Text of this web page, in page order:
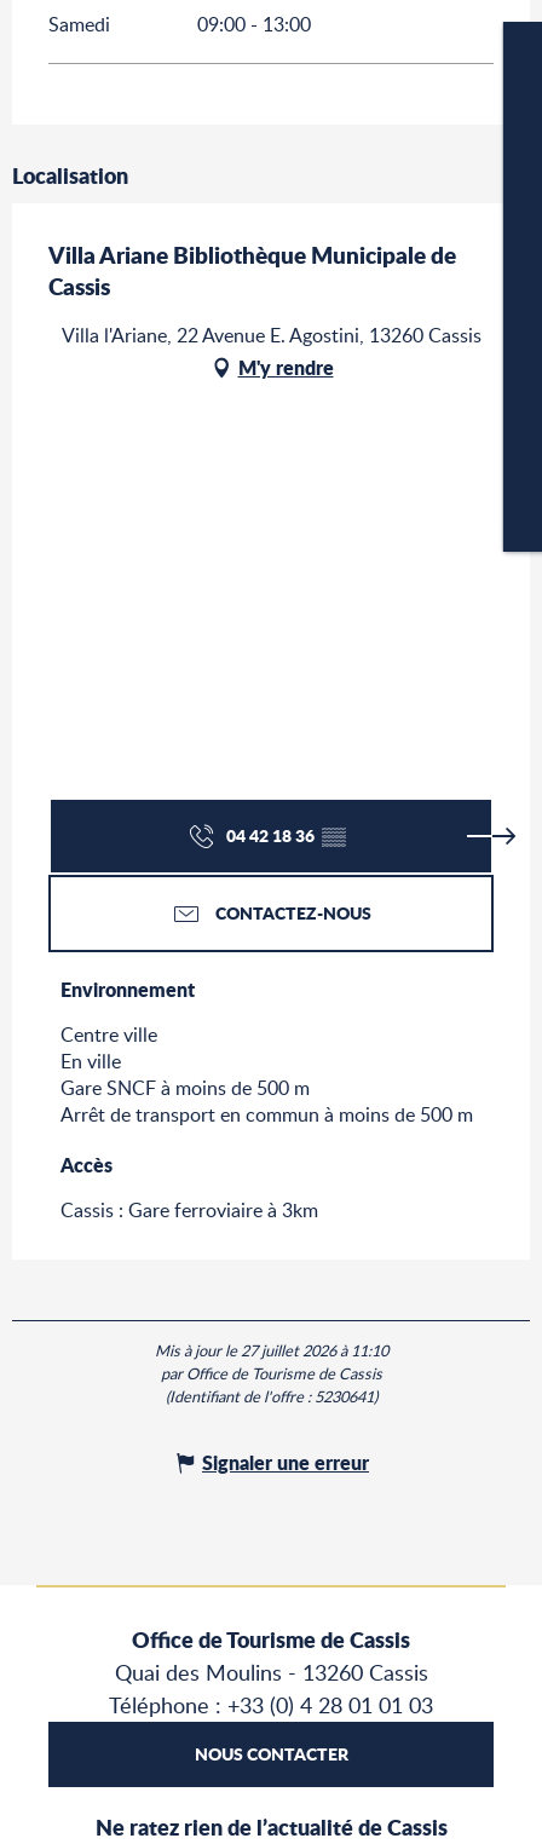
Samedi 09:00 - 13:00
Localisation
Villa Ariane Bibliothèque Municipale de
Cassis
Villa l'Ariane, 22 Avenue E. Agostini, 13260 Cassis
M'y rendre
04 42 18 36▒▒
CONTACTEZ-NOUS
Environnement
Environnement
Centre ville
En ville
Gare SNCF à moins de 500 m
Arrêt de transport en commun à moins de 500 m
Accès
Accès
Cassis : Gare ferroviaire à 3km
Mis à jour le 27 juillet 2026 à 11:10
par Office de Tourisme de Cassis
(Identifiant de l'offre :5230641)
Signaler une erreur
Office de Tourisme de Cassis
Quai des Moulins - 13260 Cassis
Téléphone : +33 (0) 4 28 01 01 03
NOUS CONTACTER
Ne ratez rien de l’actualité de Cassis